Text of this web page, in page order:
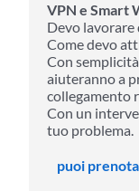
VPN e Smart
Devo lavorare
Come devo
Con
aiuteranno a
collegamento
Con un
tuo problema.
puoi